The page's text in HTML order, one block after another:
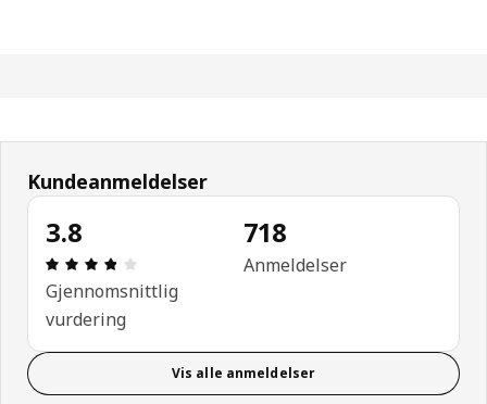
Kundeanmeldelser
3.8
Produktomtale: 3.8 ingen kundevurdering 5
Gjennomsnittlig
vurdering
718
Anmeldelser
Vis alle anmeldelser